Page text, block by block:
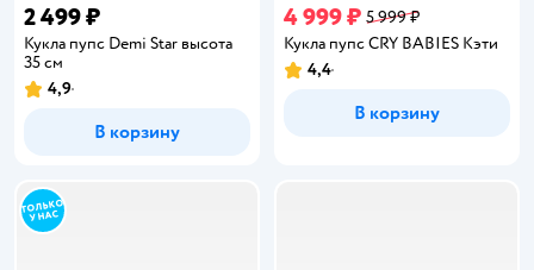
2 499 ₽
Кукла пупс Demi Star высота
35 см
Рейтинг:
4,9
В корзину
4 999 ₽ 5 999 ₽
Кукла пупс CRY BABIES Кэти
Рейтинг:
4,4
В корзину